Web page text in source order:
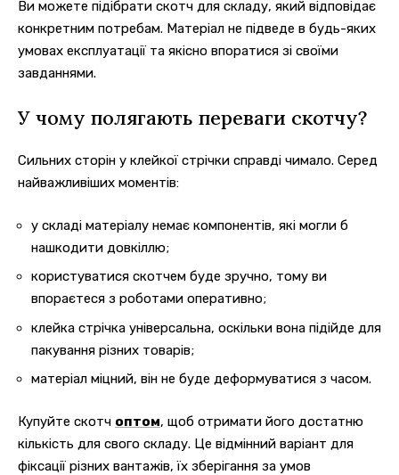
Ви можете підібрати скотч для складу, який відповідає
конкретним потребам. Матеріал не підведе в будь-яких
умовах експлуатації та якісно впоратися зі своїми
завданнями.
У чому полягають переваги скотчу?
Сильних сторін у клейкої стрічки справді чимало. Серед
найважливіших моментів:
у складі матеріалу немає компонентів, які могли б
нашкодити довкіллю;
користуватися скотчем буде зручно, тому ви
впораєтеся з роботами оперативно;
клейка стрічка універсальна, оскільки вона підійде для
пакування різних товарів;
матеріал міцний, він не буде деформуватися з часом.
Купуйте скотч оптом, щоб отримати його достатню
кількість для свого складу. Це відмінний варіант для
фіксації різних вантажів, їх зберігання за умов